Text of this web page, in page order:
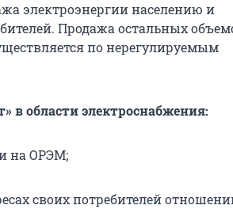
электроэнергии населению и
Продажа остальных
по нерегулируемым
в области электроснабжения:
на ОРЭМ;
своих потребителей